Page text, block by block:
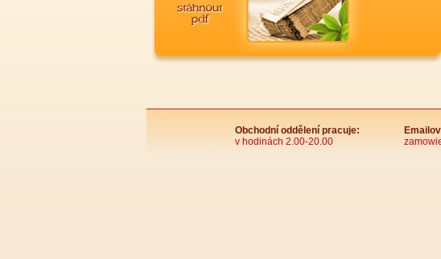
Obchodní oddělení pracuje:
v hodinách 2.00-20.00